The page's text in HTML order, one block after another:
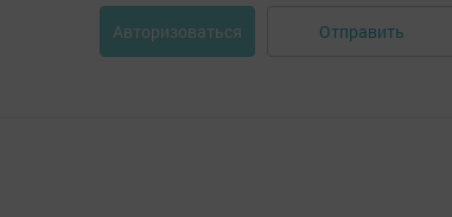
Авторизоваться Отправить